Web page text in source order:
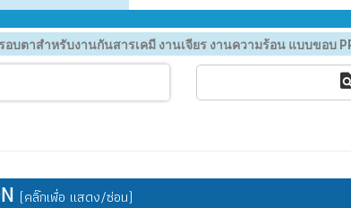
บตาสำหรับงานกันสารเคมี งานเจียร งานความร้อน แบบขอบ
(คลิ๊กเพื่อ แสดง/ซ่อน)